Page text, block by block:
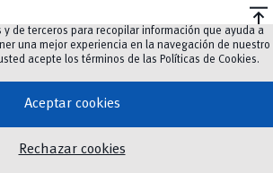
vertical_align_top
y de terceros para recopilar información que ayuda a
una mejor experiencia en la navegación de nuestro
acepte los términos de las Políticas de Cookies.
Aceptar cookies
Rechazar cookies